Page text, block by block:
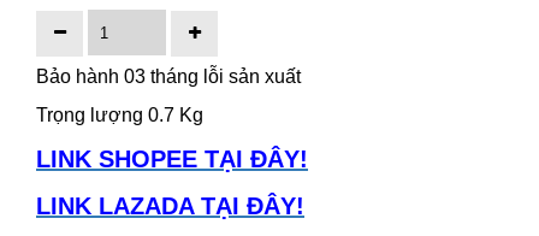
Bảo hành 03 tháng lỗi sản xuất
Trọng lượng 0.7 Kg
LINK SHOPEE TẠI ĐÂY!
LINK LAZADA TẠI ĐÂY!